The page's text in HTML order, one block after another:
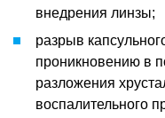
внедрения линзы;
разрыв
проникновению в
разложения
воспалительного